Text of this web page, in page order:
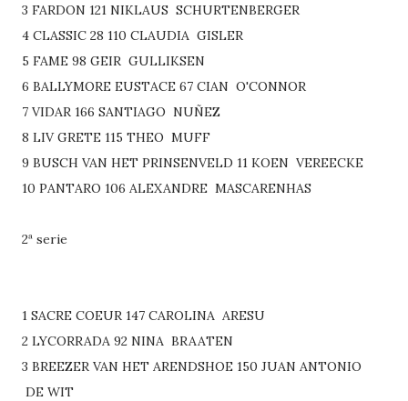
3 FARDON 121 NIKLAUS SCHURTENBERGER
4 CLASSIC 28 110 CLAUDIA GISLER
5 FAME 98 GEIR GULLIKSEN
6 BALLYMORE EUSTACE 67 CIAN O'CONNOR
7 VIDAR 166 SANTIAGO NUÑEZ
8 LIV GRETE 115 THEO MUFF
9 BUSCH VAN HET PRINSENVELD 11 KOEN VEREECKE
10 PANTARO 106 ALEXANDRE MASCARENHAS
2ª serie
1 SACRE COEUR 147 CAROLINA ARESU
2 LYCORRADA 92 NINA BRAATEN
3 BREEZER VAN HET ARENDSHOE 150 JUAN ANTONIO
DE WIT